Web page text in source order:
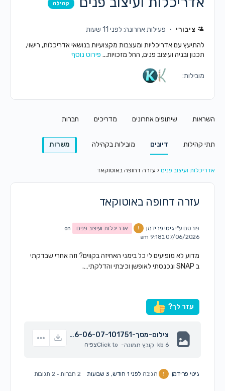
קהילה
ציבורי
פעילות אחרונה: לפני 11 שעות
להתיעץ עם אדריכליות ומעצבות מקצועיות בנושאי אדריכלות, רישוי,
תכנון ובניה ועיצוב פנים, החל מזכויות...פירוט נוסף
מובילות:
השראות שיתופים אחרונים מדריכים חברות
תתי קהילות דיונים מובילות בקהילה משרות
אדריכלות ועיצוב פנים ‹ עזרה דחופה באוטוקאד
עזרה דחופה באוטוקאד
פורסם ע"יגיטי פרידמן אדריכלות ועיצוב פנים
on
07/06/2026 ב9:18 am
מדוע לא מופיעים לי כל בימני האחיזה בקווים? וזה אחרי שבדקתי
ב SNAP ונכנסתי לאופשן וכיבתי והדלקתי….
עזר לך?
צילום-מסך-2026-06-07-101751.jpg
6 kb קובץ תמונה-
Click toצפיה
גיטי פרידמן הגיבהלפני 1 חודש, 3 שבועות 2 חברות · 2 תגובות